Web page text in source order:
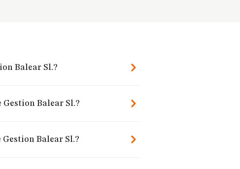
Balear Sl.?
Balear Sl.?
Balear Sl.?